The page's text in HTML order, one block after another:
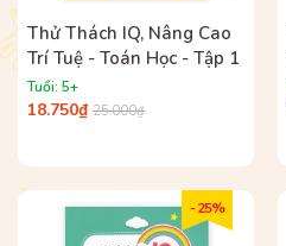
Thử Thách IQ, Nâng Cao
Trí Tuệ - Toán Học - Tập 1
Tuổi: 5+
18.750₫ 25.000₫
- 25%